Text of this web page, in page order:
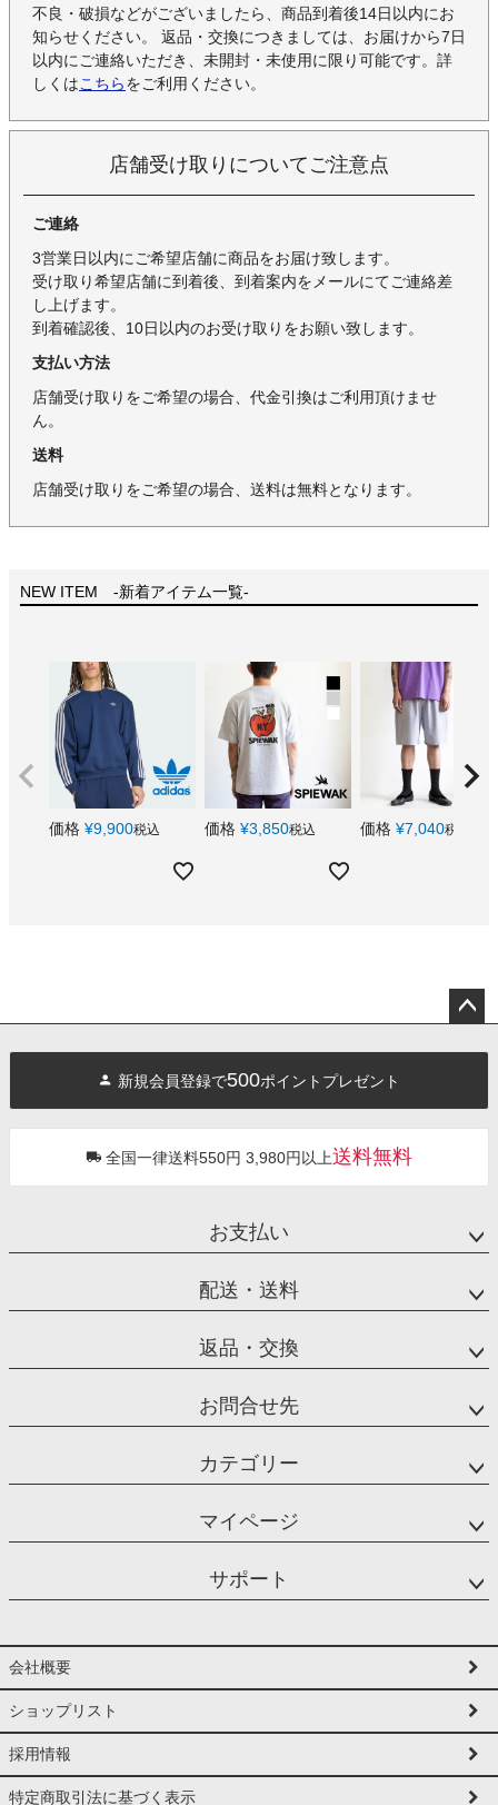
不良・破損などがございましたら、商品到着後14日以内にお
知らせください。 返品・交換につきましては、お届けから7日
以内にご連絡いただき、未開封・未使用に限り可能です。詳
しくはこちらをご利用ください。
店舗受け取りについてご注意点
ご連絡
3営業日以内にご希望店舗に商品をお届け致します。
受け取り希望店舗に到着後、到着案内をメールにてご連絡差
し上げます。
到着確認後、10日以内のお受け取りをお願い致します。
支払い方法
店舗受け取りをご希望の場合、代金引換はご利用頂けませ
ん。
送料
店舗受け取りをご希望の場合、送料は無料となります。
NEW ITEM -新着アイテム一覧-
価格 ¥9,900税込 価格 ¥3,850税込 価格 ¥7,040税込
へ
新規会員登録で500ポイントプレゼント
全国一律送料550円 3,980円以上送料無料
お支払い
配送・送料
返品・交換
お問合せ先
カテゴリー
マイページ
サポート
会社概要
ショップリスト
採用情報
特定商取引法に基づく表示